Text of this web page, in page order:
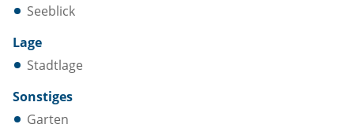
Seeblick
Lage
Stadtlage
Sonstiges
Garten